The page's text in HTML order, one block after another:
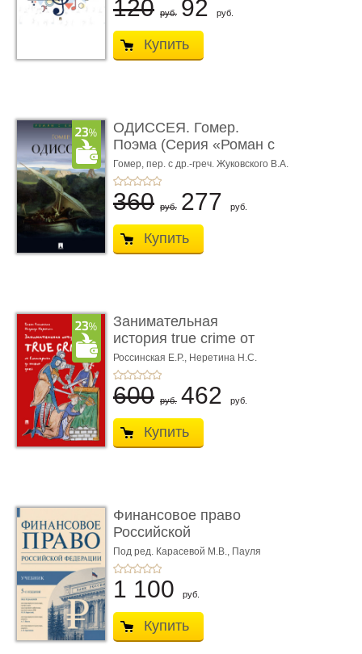
120 руб. 92 руб.
Купить
ОДИССЕЯ. Гомер.
Поэма (Серия «Роман с
книгой»)
Гомер, пер. с др.-греч. Жуковского В.А.
360 руб. 277 руб.
Купить
Занимательная
история true crime от
Гиппократа до � ...
Россинская Е.Р., Неретина Н.С.
600 руб. 462 руб.
Купить
Финансовое право
Российской
Федерации. 5-е изд�
...
Под ред. Карасевой М.В., Пауля
А.Г., Красюкова А.В.
1 100 руб.
Купить